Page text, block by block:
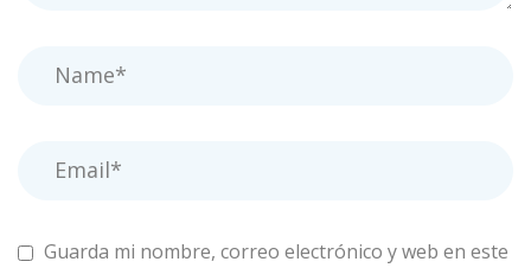
Guarda mi nombre, correo electrónico y web en este